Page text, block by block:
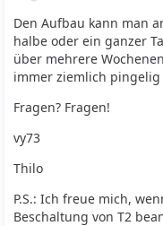
Den Aufbau kann man
halbe oder ein ganzer
über mehrere
immer ziemlich pingelig
Fragen? Fragen!
vy73
Thilo
P.S.: Ich freue mich,
Beschaltung von T2